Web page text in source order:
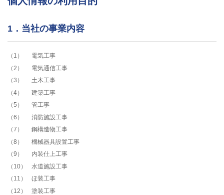
1．当社の事業内容
1
電気工事
2
電気通信工事
3
土木工事
4
建築工事
5
管工事
6
消防施設工事
7
鋼構造物工事
8
機械器具設置工事
9
内装仕上工事
10
水道施設工事
11
ほ装工事
12
塗装工事